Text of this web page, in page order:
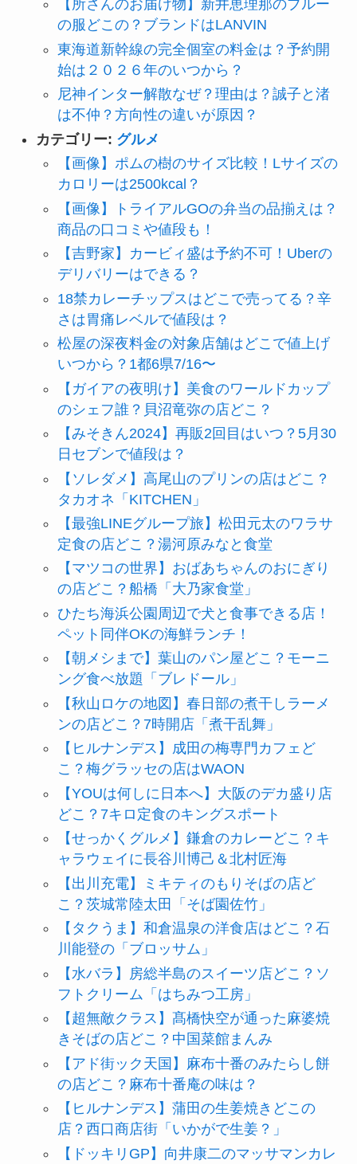
【所さんのお届け物】新井恵理那のブルー
の服どこの？ブランドはLANVIN
東海道新幹線の完全個室の料金は？予約開
始は２０２６年のいつから？
尼神インター解散なぜ？理由は？誠子と渚
は不仲？方向性の違いが原因？
カテゴリー: グルメ
【画像】ポムの樹のサイズ比較！Lサイズの
カロリーは2500kcal？
【画像】トライアルGOの弁当の品揃えは？
商品の口コミや値段も！
【吉野家】カービィ盛は予約不可！Uberの
デリバリーはできる？
18禁カレーチップスはどこで売ってる？辛
さは胃痛レベルで値段は？
松屋の深夜料金の対象店舗はどこで値上げ
いつから？1都6県7/16〜
【ガイアの夜明け】美食のワールドカップ
のシェフ誰？貝沼竜弥の店どこ？
【みそきん2024】再販2回目はいつ？5月30
日セブンで値段は？
【ソレダメ】高尾山のプリンの店はどこ？
タカオネ「KITCHEN」
【最強LINEグループ旅】松田元太のワラサ
定食の店どこ？湯河原みなと食堂
【マツコの世界】おばあちゃんのおにぎり
の店どこ？船橋「大乃家食堂」
ひたち海浜公園周辺で犬と食事できる店！
ペット同伴OKの海鮮ランチ！
【朝メシまで】葉山のパン屋どこ？モーニ
ング食べ放題「ブレドール」
【秋山ロケの地図】春日部の煮干しラーメ
ンの店どこ？7時開店「煮干乱舞」
【ヒルナンデス】成田の梅専門カフェど
こ？梅グラッセの店はWAON
【YOUは何しに日本へ】大阪のデカ盛り店
どこ？7キロ定食のキングスポート
【せっかくグルメ】鎌倉のカレーどこ？キ
ャラウェイに長谷川博己＆北村匠海
【出川充電】ミキティのもりそばの店ど
こ？茨城常陸太田「そば園佐竹」
【タクうま】和倉温泉の洋食店はどこ？石
川能登の「ブロッサム」
【水バラ】房総半島のスイーツ店どこ？ソ
フトクリーム「はちみつ工房」
【超無敵クラス】髙橋快空が通った麻婆焼
きそばの店どこ？中国菜館まんみ
【アド街ック天国】麻布十番のみたらし餅
の店どこ？麻布十番庵の味は？
【ヒルナンデス】蒲田の生姜焼きどこの
店？西口商店街「いかがで生姜？」
【ドッキリGP】向井康二のマッサマンカレ